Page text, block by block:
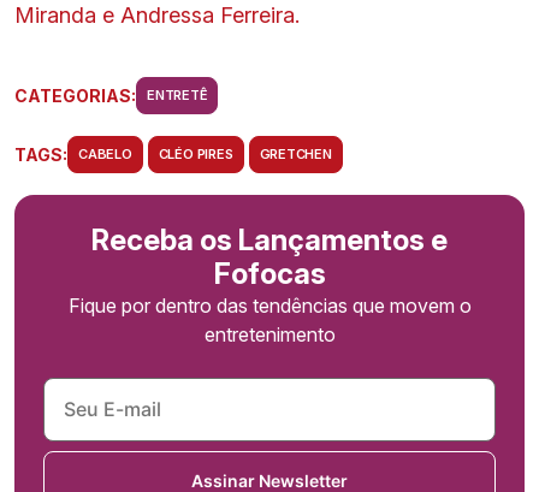
Miranda e Andressa Ferreira.
CATEGORIAS: ENTRETÊ
TAGS: CABELO CLÉO PIRES GRETCHEN
Receba os Lançamentos e
Fofocas
Fique por dentro das tendências que movem o
entretenimento
Assinar Newsletter